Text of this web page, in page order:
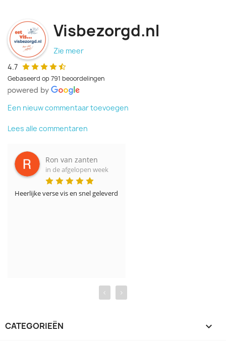
Visbezorgd.nl
Zie meer
4.7
Gebaseerd op 791 beoordelingen
Een nieuw commentaar toevoegen
Lees alle commentaren
Ron van zanten
in de afgelopen week
Heerlijke verse vis en snel geleverd
‹ ›
CATEGORIEËN 